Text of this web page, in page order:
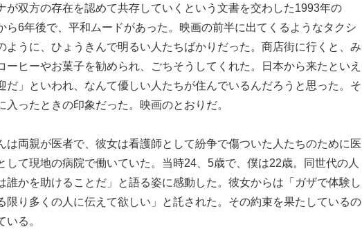
が双方の存在を認めて共存していくという文書を交わした1993年の
ら6年後で、平和ムードがあった。映画の前半に出てくるようなタクシ
ように、ひょうきんで明るい人たちばかりだった。商店街に行くと、み
ーヒーやお菓子を勧められ、ごちそうしてくれた。日本から来たといえ
」といわれ、なんて優しい人たちが住んでいるんだろうと思った。そ
入ったときの印象だった。映画のとおりだ。
両親が医者で、彼女は看護師として紛争で傷ついた人たちのために医
して現地の病院で働いていた。当時24、5歳で、僕は22歳。同世代の人
誰かを助けることだ」と語る姿に感動した。彼女からは「ガザで体験し
限り多くの人に伝えて欲しい」と託された。その約束を果たしているの
る。